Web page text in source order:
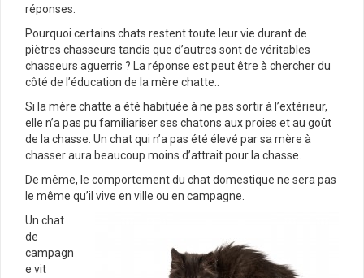
réponses.
Pourquoi certains chats restent toute leur vie durant de
piètres chasseurs tandis que d’autres sont de véritables
chasseurs aguerris ? La réponse est peut être à chercher du
côté de l’éducation de la mère chatte..
Si la mère chatte a été habituée à ne pas sortir à l’extérieur,
elle n’a pas pu familiariser ses chatons aux proies et au goût
de la chasse. Un chat qui n’a pas été élevé par sa mère à
chasser aura beaucoup moins d’attrait pour la chasse.
De même, le comportement du chat domestique ne sera pas
le même qu’il vive en ville ou en campagne.
Un chat
de
campagn
e vit